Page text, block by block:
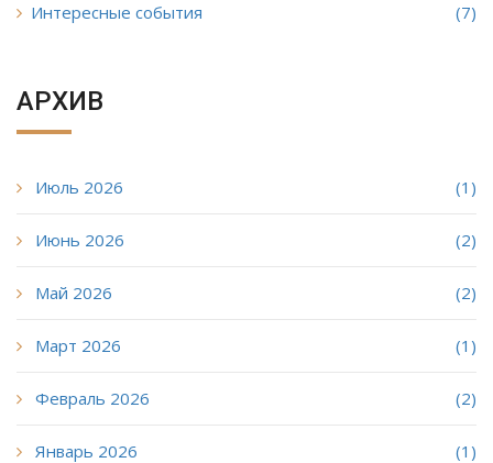
Интересные события (7)
АРХИВ
Июль 2026 (1)
Июнь 2026 (2)
Май 2026 (2)
Март 2026 (1)
Февраль 2026 (2)
Январь 2026 (1)